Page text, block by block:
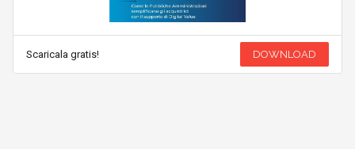
Scaricala gratis! DOWNLOAD